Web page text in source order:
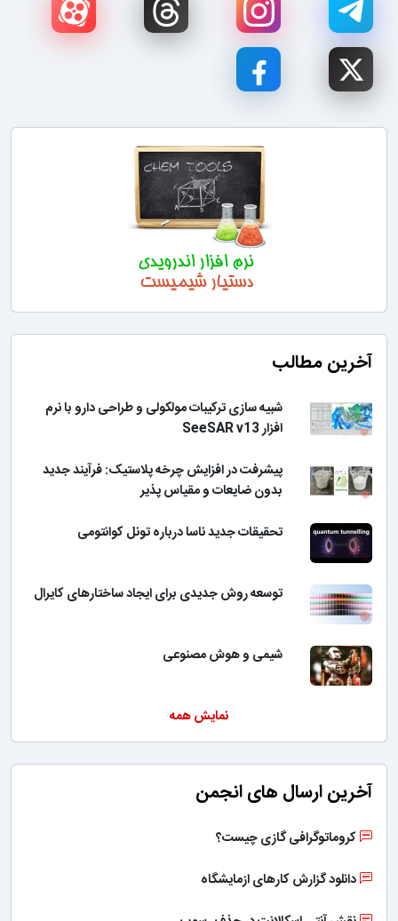
آخرین مطالب
شبیه سازی ترکیبات مولکولی و طراحی دارو با نرم
افزار SeeSAR v13
پیشرفت در افزایش چرخه پلاستیک: فرآیند جدید
بدون ضایعات و مقیاس پذیر
تحقیقات جدید ناسا درباره تونل کوانتومی
توسعه روش جدیدی برای ایجاد ساختارهای کایرال
شیمی و هوش مصنوعی
نمایش همه
آخرین ارسال های انجمن
کروماتوگرافی گازی چیست؟
دانلود گزارش کارهای ازمایشگاه